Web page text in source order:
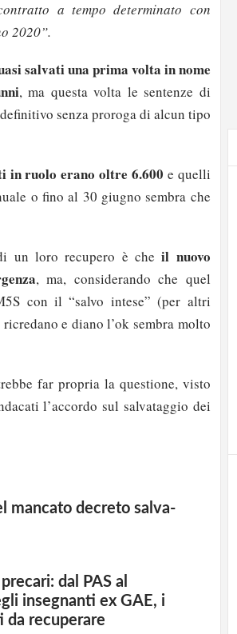
a tempo determinato con
2020”.
salvati una prima volta in nome
, ma questa volta le sentenze di
senza proroga di alcun tipo
in ruolo erano oltre 6.600 e quelli
o fino al 30 giugno sembra che
un loro recupero è cheil nuovo
, ma, considerando che quel
con il “salvo intese” (per altri
e diano l’ok sembra molto
far propria la questione, visto
l’accordo sul salvataggio dei
mancato decreto salva-
dal PAS al
insegnanti ex GAE, i
da recuperare
commentare!